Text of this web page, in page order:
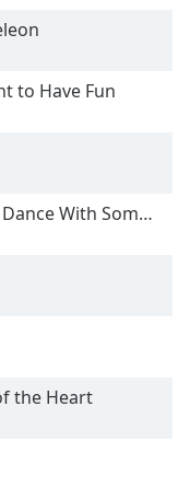
to Have Fun
With Somebody
the Heart